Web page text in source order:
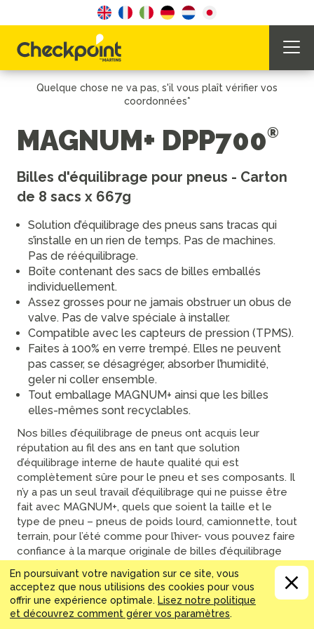
Quelque chose ne va pas, s'il vous plaît vérifier vos
coordonnées*
MAGNUM+ DPP700
Billes d'équilibrage pour pneus - Carton
de 8 sacs x 667g
Solution d’équilibrage des pneus sans tracas qui
s’installe en un rien de temps. Pas de machines.
Pas de rééquilibrage.
Boîte contenant des sacs de billes emballés
individuellement.
Assez grosses pour ne jamais obstruer un obus de
valve. Pas de valve spéciale à installer.
Compatible avec les capteurs de pression (TPMS).
Faites à 100% en verre trempé. Elles ne peuvent
pas casser, se désagréger, absorber l’humidité,
geler ni coller ensemble.
Tout emballage MAGNUM+ ainsi que les billes
elles-mêmes sont recyclables.
Nos billes d’équilibrage de pneus ont acquis leur
réputation au fil des ans en tant que solution
d’équilibrage interne de haute qualité qui est
complètement sûre pour le pneu et ses composants. Il
n’y a pas un seul travail d’équilibrage qui ne puisse être
fait avec MAGNUM+, quels que soient la taille et le
type de pneu – pneus de poids lourd, camionnette, tout
terrain, pour l’été comme pour l’hiver- vous pouvez faire
confiance à la marque originale de billes d’équilibrage
qui est sur le marché depuis plus de 25 ans. Déposez
simplement le sac de billes dans le pneu et montez-le
comme à l’habitude. Sans revêtement à base de silice,
recyclable et réutilisable. Les billes dureront plus
En poursuivant votre navigation sur ce site, vous
acceptez que nous utilisions des cookies pour vous
offrir une expérience optimale. Lisez notre politique
et découvrez comment gérer vos paramètres.